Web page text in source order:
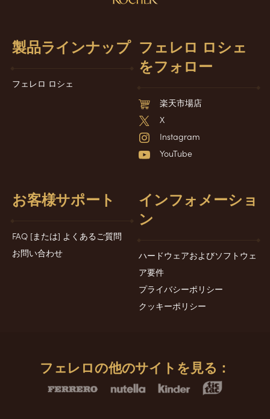
製品ラインナップ
フェレロ ロシェ
お客様サポート
FAQ [または] よくあるご質問
お問い合わせ
インフォメーショ
ン
ハードウェアおよびソフトウェ
ア要件
プライバシーポリシー
クッキーポリシー
フェレロ ロシェ
をフォロー
楽天市場店
X
Instagram
YouTube
フェレロの他のサイトを見る：